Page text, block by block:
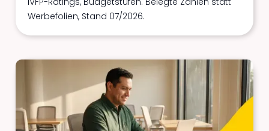
Werbefolien, Stand 07/2026.